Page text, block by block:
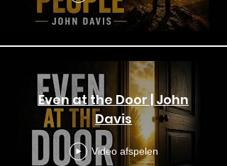
Even at the Door | John
Davis
Video afspelen